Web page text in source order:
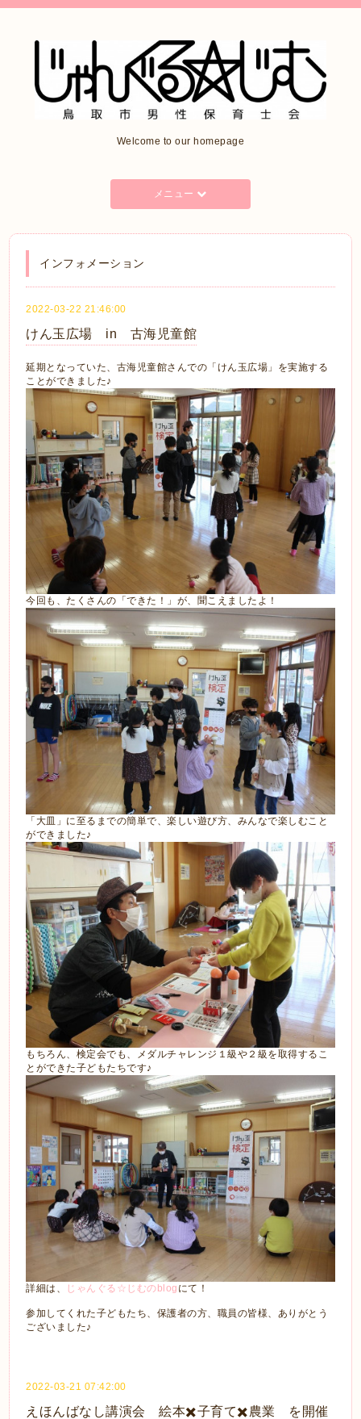
Welcome to our homepage
メニュー
インフォメーション
2022-03-22 21:46:00
けん玉広場 in 古海児童館
延期となっていた、古海児童館さんでの「けん玉広場」を実施する
ことができました♪
今回も、たくさんの「できた！」が、聞こえましたよ！
「大皿」に至るまでの簡単で、楽しい遊び方、みんなで楽しむこと
ができました♪
もちろん、検定会でも、メダルチャレンジ１級や２級を取得するこ
とができた子どもたちです♪
詳細は、 じゃんぐる☆じむのblog にて！
参加してくれた子どもたち、保護者の方、職員の皆様、ありがとう
ございました♪
2022-03-21 07:42:00
えほんばなし講演会 絵本✖️子育て✖️農業 を開催